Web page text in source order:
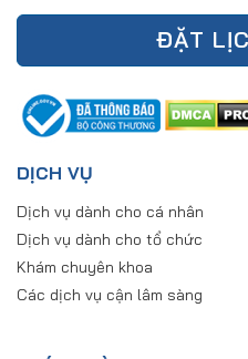
ĐẶT
DỊCH VỤ
Dịch vụ dành cho cá nhân
Dịch vụ dành cho tổ chức
Khám chuyên khoa
Các dịch vụ cận lâm sàng